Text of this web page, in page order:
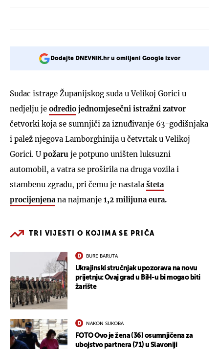
Dodajte DNEVNIK.hr u omiljeni Google izvor
Sudac istrage Županijskog suda u Velikoj Gorici u
nedjelju je odredio jednomjesečni istražni zatvor
četvorki koja se sumnjiči za iznuđivanje 63-godišnjaka
i palež njegova Lamborghinija u četvrtak u Velikoj
Gorici. U požaru je potpuno uništen luksuzni
automobil, a vatra se proširila na druga vozila i
stambenu zgradu, pri čemu je nastala šteta
procijenjena na najmanje 1,2 milijuna eura.
TRI VIJESTI O KOJIMA SE PRIČA
BURE BARUTA
Ukrajinski stručnjak upozorava na novu
prijetnju: Ovaj grad u BiH-u bi mogao biti
žarište
NAKON SUKOBA
FOTO Ovo je žena (36) osumnjičena za
ubojstvo partnera (71) u Slavoniji